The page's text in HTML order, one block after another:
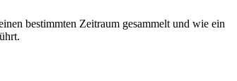
bestimmten Zeitraum gesammelt und wie ein